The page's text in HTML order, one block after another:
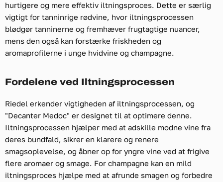
hurtigere og mere effektiv iltningsproces. Dette er særlig
vigtigt for tanninrige rødvine, hvor iltningsprocessen
blødgør tanninerne og fremhæver frugtagtige nuancer,
mens den også kan forstærke friskheden og
aromaprofilerne i unge hvidvine og champagne.
Fordelene ved Iltningsprocessen
Riedel erkender vigtigheden af iltningsprocessen, og
"Decanter Medoc" er designet til at optimere denne.
Iltningsprocessen hjælper med at adskille modne vine fra
deres bundfald, sikrer en klarere og renere
smagsoplevelse, og åbner op for yngre vine ved at frigive
flere aromaer og smage. For champagne kan en mild
iltningsproces hjælpe med at afrunde smagen og forbedre